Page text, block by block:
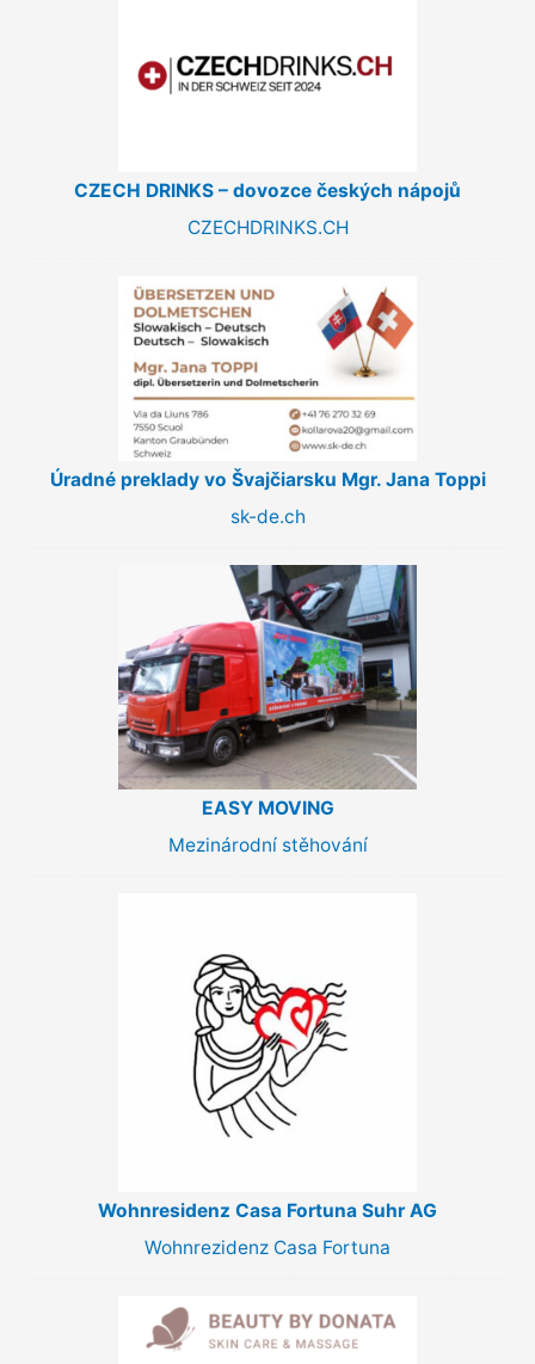
CZECH DRINKS – dovozce českých nápojů
CZECHDRINKS.CH
Úradné preklady vo Švajčiarsku Mgr. Jana Toppi
sk-de.ch
EASY MOVING
Mezinárodní stěhování
Wohnresidenz Casa Fortuna Suhr AG
Wohnrezidenz Casa Fortuna